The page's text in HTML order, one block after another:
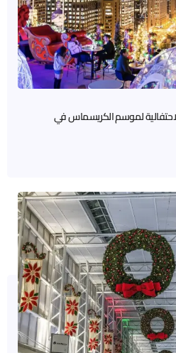
لموسم الكريسماس في